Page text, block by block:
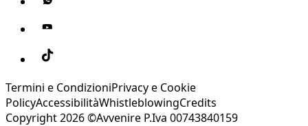
Termini e CondizioniPrivacy e Cookie
PolicyAccessibilitàWhistleblowingCredits
Copyright 2026 ©Avvenire P.Iva 00743840159